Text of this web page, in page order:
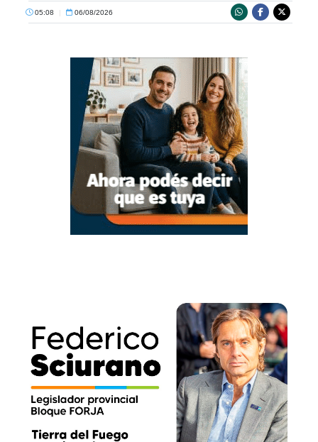
05:08 | 06/08/2026